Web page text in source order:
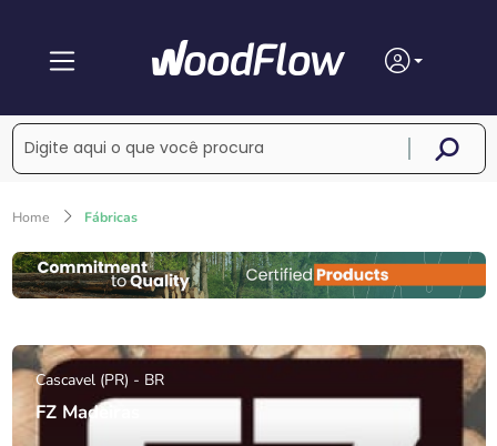
Home Fábricas
Cascavel (PR) - BR
FZ Madeiras